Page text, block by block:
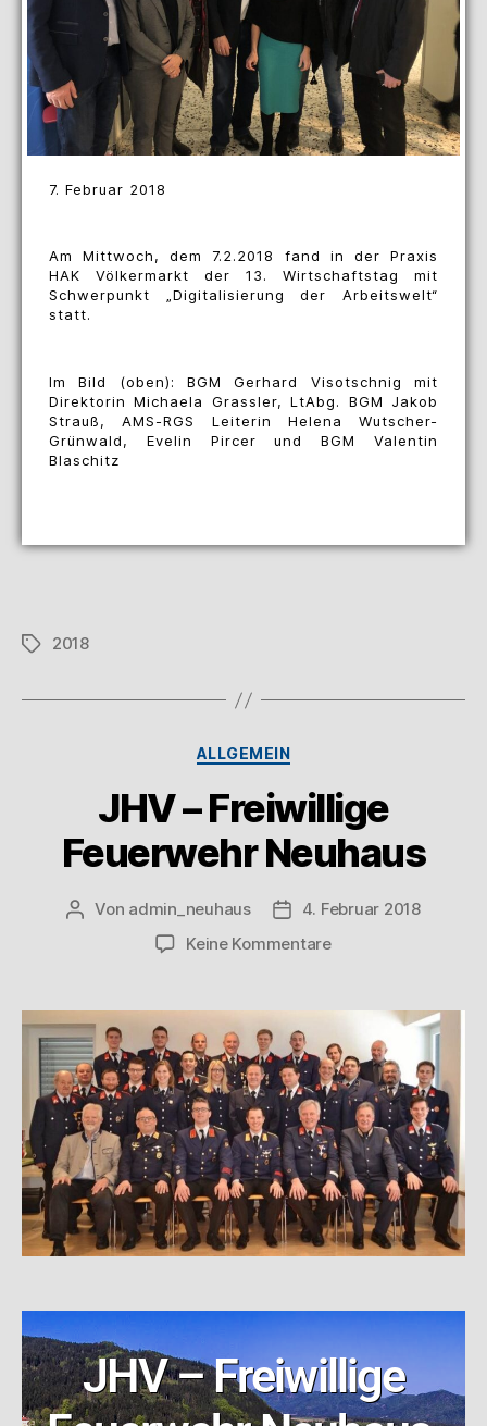
7. Februar 2018
Am Mittwoch, dem 7.2.2018 fand in der Praxis
HAK Völkermarkt der 13. Wirtschaftstag mit
Schwerpunkt „Digitalisierung der Arbeitswelt“
statt.
Im Bild (oben): BGM Gerhard Visotschnig mit
Direktorin Michaela Grassler, LtAbg. BGM Jakob
Strauß, AMS-RGS Leiterin Helena Wutscher-
Grünwald, Evelin Pircer und BGM Valentin
Blaschitz
2018
ALLGEMEIN
JHV – Freiwillige
Feuerwehr Neuhaus
Von admin_neuhaus
4. Februar 2018
Keine Kommentare
JHV – Freiwillige